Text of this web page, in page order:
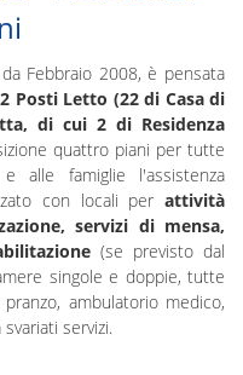
Febbraio 2008, è pensata
Posti Letto (22 di Casa di
di cui 2 di Residenza
quattro piani per tutte
alle famiglie l'assistenza
con locali per attività
servizi di mensa,
(se previsto dal
singole e doppie, tutte
ambulatorio medico,
servizi.